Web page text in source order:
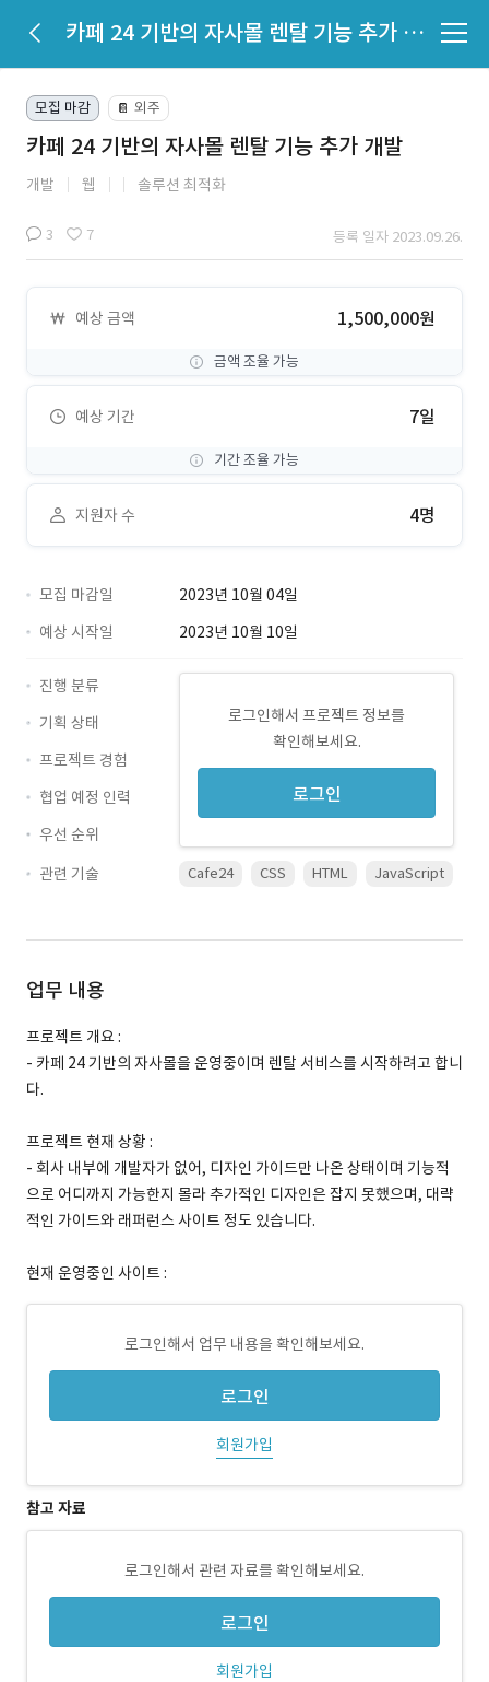
카페 24 기반의 자사몰 렌탈 기능 추가 개발
모집 마감 📔 외주
카페 24 기반의 자사몰 렌탈 기능 추가 개발
개발 웹 솔루션 최적화
3 7 등록 일자 2023.09.26.
예상 금액 1,500,000원
금액 조율 가능
예상 기간 7일
기간 조율 가능
지원자 수 4명
모집 마감일
2023년 10월 04일
예상 시작일
2023년 10월 10일
로그인해서 프로젝트 정보를
확인해보세요.
로그인
진행 분류
기획 상태
프로젝트 경험
협업 예정 인력
우선 순위
관련 기술
Cafe24 CSS HTML JavaScript
업무 내용
프로젝트 개요 :
- 카페 24 기반의 자사몰을 운영중이며 렌탈 서비스를 시작하려고 합니
다.
프로젝트 현재 상황 :
- 회사 내부에 개발자가 없어, 디자인 가이드만 나온 상태이며 기능적
으로 어디까지 가능한지 몰라 추가적인 디자인은 잡지 못했으며, 대략
적인 가이드와 래퍼런스 사이트 정도 있습니다.
현재 운영중인 사이트 :
로그인해서 업무 내용을 확인해보세요.
로그인
회원가입
참고 자료
로그인해서 관련 자료를 확인해보세요.
로그인
회원가입